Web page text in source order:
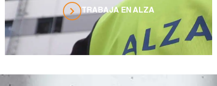
TRABAJA EN ALZA